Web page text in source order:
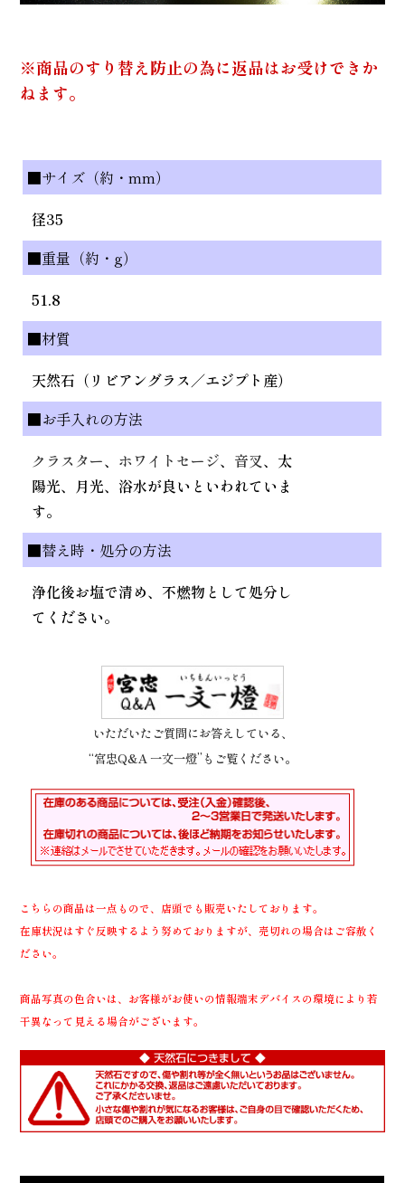
※商品のすり替え防止の為に返品はお受けできか
ねます。
■サイズ（約・mm）
径35
■重量（約・g）
51.8
■材質
天然石（リビアングラス／エジプト産）
■お手入れの方法
クラスター、 ホワイトセージ、 音叉、太
陽光、月光、浴水が良いといわれていま
す。
■替え時・処分の方法
浄化後お塩で清め、不燃物として処分し
てください。
いただいたご質問にお答えしている、
“宮忠Q&A 一文一燈”もご覧ください。
こちらの商品は一点もので、店頭でも販売いたしております。
在庫状況はすぐ反映するよう努めておりますが、売切れの場合はご容赦く
ださい。
商品写真の色合いは、お客様がお使いの情報端末デバイスの環境により若
干異なって見える場合がございます。